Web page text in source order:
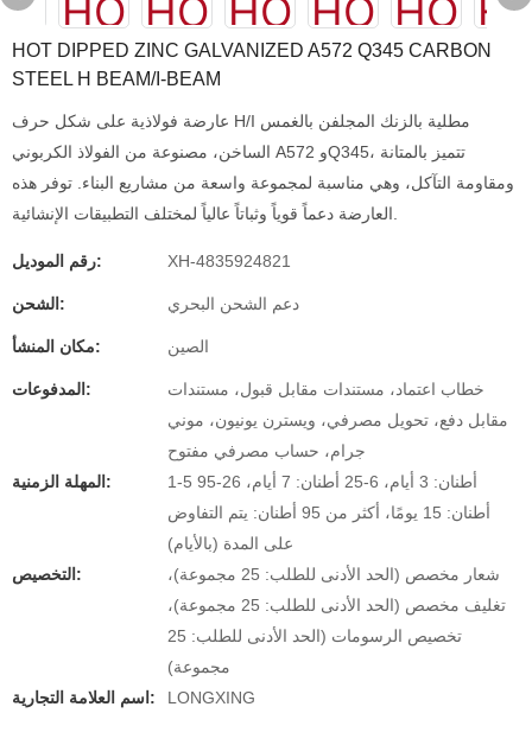
HOT DIPPED ZINC GALVANIZED A572 Q345 CARBON
STEEL H BEAM/I-BEAM
عارضة فولاذية على شكل حرف H/I مطلية بالزنك المجلفن بالغمس
الساخن، مصنوعة من الفولاذ الكربوني A572 وQ345، تتميز بالمتانة
ومقاومة التآكل، وهي مناسبة لمجموعة واسعة من مشاريع البناء. توفر هذه
رقم الموديل: XH-4835924821
الشحن: دعم الشحن البحري
مكان المنشأ: الصين
المدفوعات:
خطاب اعتماد، مستندات مقابل قبول، مستندات
مقابل دفع، تحويل مصرفي، ويسترن يونيون، موني
جرام، حساب مصرفي مفتوح
المهلة الزمنية:
1-5 أطنان: 3 أيام، 6-25 أطنان: 7 أيام، 26-95
أطنان: 15 يومًا، أكثر من 95 أطنان: يتم التفاوض
على المدة (بالأيام)
التخصيص:
شعار مخصص (الحد الأدنى للطلب: 25 مجموعة)،
تغليف مخصص (الحد الأدنى للطلب: 25 مجموعة)،
تخصيص الرسومات (الحد الأدنى للطلب: 25
مجموعة)
اسم العلامة التجارية:
LONGXING